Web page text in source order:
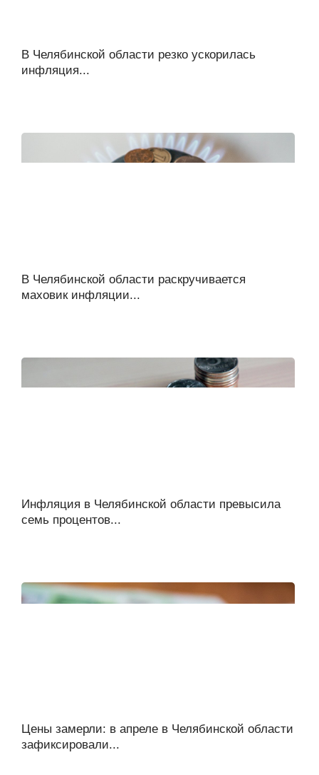
В Челябинской области резко ускорилась
инфляция...
В Челябинской области раскручивается
маховик инфляции...
Инфляция в Челябинской области превысила
семь процентов...
Цены замерли: в апреле в Челябинской области
зафиксировали...